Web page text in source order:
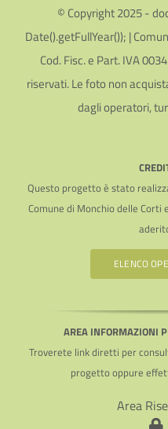
© Copyright 2025 -
Date().getFullYear()); |
Cod. Fisc. e Part. IVA
riservati. Le foto non
dagli operatori,
Questo progetto è stato
Comune di Monchio delle
ELENCO
AREA INFORMAZIONI
Troverete link diretti per
progetto oppure
Area